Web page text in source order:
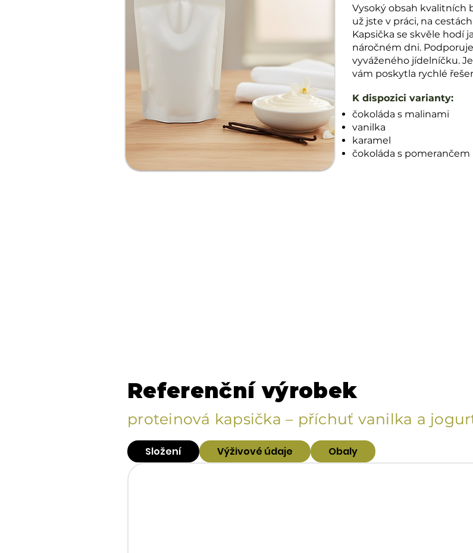
Vysoký obsah kvalitních
už jste v práci, na
Kapsička se skvěle hodí
náročném dni.
vyváženého jídelníčku.
vám poskytla rychlé
K dispozici varianty​:
čokoláda s malinami
vanilka
karamel
čokoláda s pomerančem
Referenční výrobek
proteinová kapsička – příchuť vanilka a
Složení Výživové údaje Obaly